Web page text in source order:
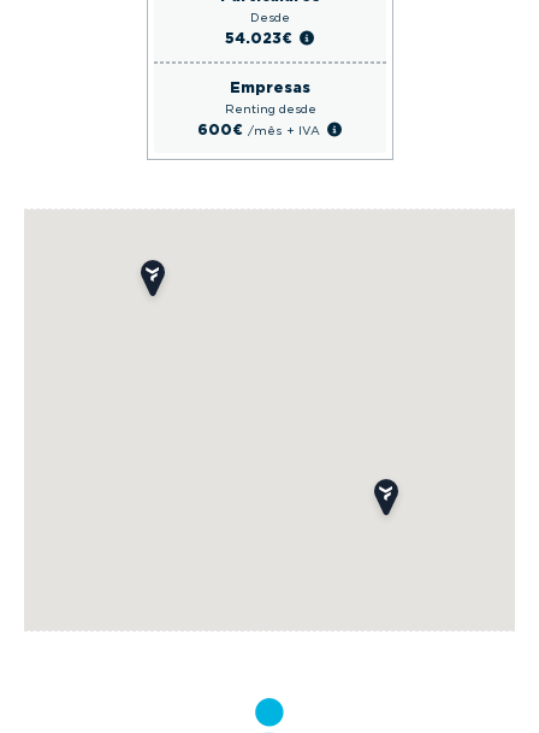
Desde
54.023€
Empresas
Renting desde
600€ /mês + IVA